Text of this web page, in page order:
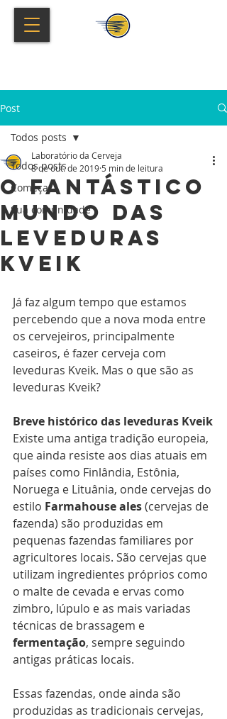
Post
Todos posts
Começar
Sua comunidade
Todos posts
O fantástico
mundo das
leveduras
kveik
Laboratório da Cerveja
8 de out. de 2019 5 min de leitura
Já faz algum tempo que estamos
percebendo que a nova moda entre
os cervejeiros, principalmente
caseiros, é fazer cerveja com
leveduras Kveik. Mas o que são as
leveduras Kveik?
Breve histórico das leveduras Kveik
Existe uma antiga tradição europeia,
que ainda resiste aos dias atuais em
países como Finlândia, Estônia,
Noruega e Lituânia, onde cervejas do
estilo Farmahouse ales (cervejas de
fazenda) são produzidas em
pequenas fazendas familiares por
agricultores locais. São cervejas que
utilizam ingredientes próprios como
o malte de cevada e ervas como
zimbro, lúpulo e as mais variadas
técnicas de brassagem e
fermentação, sempre seguindo
antigas práticas locais.
Essas fazendas, onde ainda são
produzidas as tradicionais cervejas,